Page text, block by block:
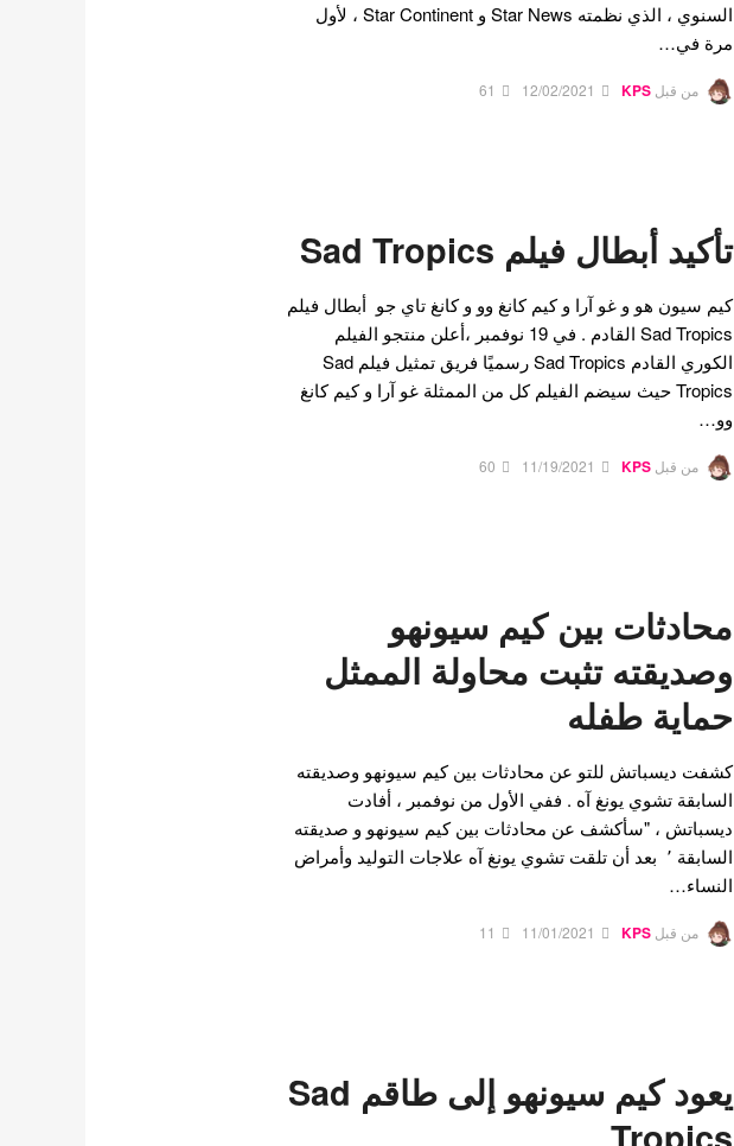
السنوي ، الذي نظمته Star News و Star Continent ، لأول
مرة في…
من قبل KPS
12/02/2021
61
تأكيد أبطال فيلم Sad Tropics
كيم سيون هو و غو آرا و كيم كانغ وو و كانغ تاي جو أبطال فيلم
Sad Tropics القادم . في 19 نوفمبر ،أعلن منتجو الفيلم
الكوري القادم Sad Tropics رسميًا فريق تمثيل فيلم Sad
Tropics حيث سيضم الفيلم كل من الممثلة غو آرا و كيم كانغ
وو…
من قبل KPS
11/19/2021
60
محادثات بين كيم سيونهو
وصديقته تثبت محاولة الممثل
حماية طفله
كشفت ديسباتش للتو عن محادثات بين كيم سيونهو وصديقته
السابقة تشوي يونغ آه . ففي الأول من نوفمبر ، أفادت
ديسباتش ، "سأكشف عن محادثات بين كيم سيونهو و صديقته
السابقة ٬ بعد أن تلقت تشوي يونغ آه علاجات التوليد وأمراض
النساء…
من قبل KPS
11/01/2021
11
يعود كيم سيونهو إلى طاقم Sad